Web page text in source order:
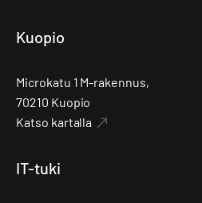
Kuopio
Microkatu 1 M-rakennus,
70210 Kuopio
Katso kartalla
IT-tuki